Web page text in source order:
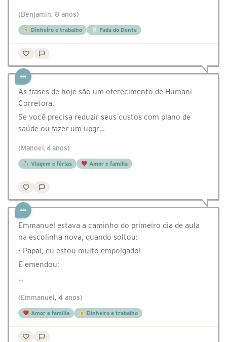
(Benjamin, 8 anos)
Dinheiro e trabalho Fada do Dente
As frases de hoje são um oferecimento de Humani
Corretora.
Se você precisa reduzir seus custos com plano de
saúde ou fazer um upgr…
(Manoel, 4 anos)
Viagem e férias Amor e família
Emmanuel estava a caminho do primeiro dia de aula
na escolinha nova, quando soltou:
- Papai, eu estou muito empolgado!
E emendou:
…
(Emmanuel, 4 anos)
Amor e família Dinheiro e trabalho